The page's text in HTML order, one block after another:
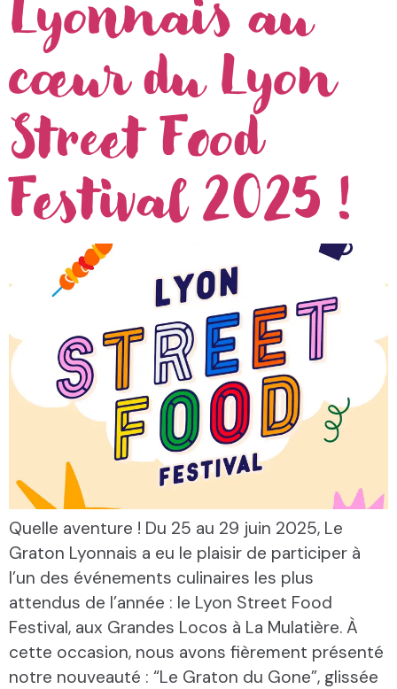
cœur du Lyon
Street Food
Festival 2025 !
Quelle aventure ! Du 25 au 29 juin 2025, Le
Graton Lyonnais a eu le plaisir de participer à
l’un des événements culinaires les plus
attendus de l’année : le Lyon Street Food
Festival, aux Grandes Locos à La Mulatière. À
cette occasion, nous avons fièrement présenté
notre nouveauté : “Le Graton du Gone”, glissée